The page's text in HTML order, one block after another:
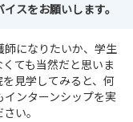
スをお願いします。
師になりたいか、学生
ても当然だと思いま
見学してみると、何
ンターンシップを実
い。